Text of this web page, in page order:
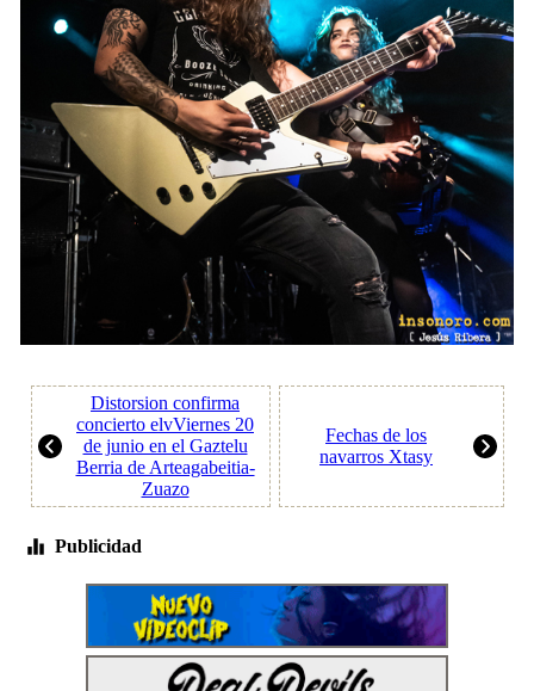
Distorsion confirma
concierto elvViernes 20
de junio en el Gaztelu
Berria de Arteagabeitia-
Zuazo
Fechas de los
navarros Xtasy
Publicidad